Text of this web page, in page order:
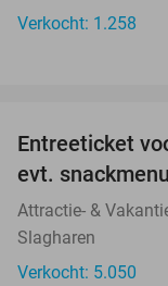
Verkocht: 1.258
Entreeticket
evt. snackmenu
Attractie- &
Slagharen
Verkocht: 5.050